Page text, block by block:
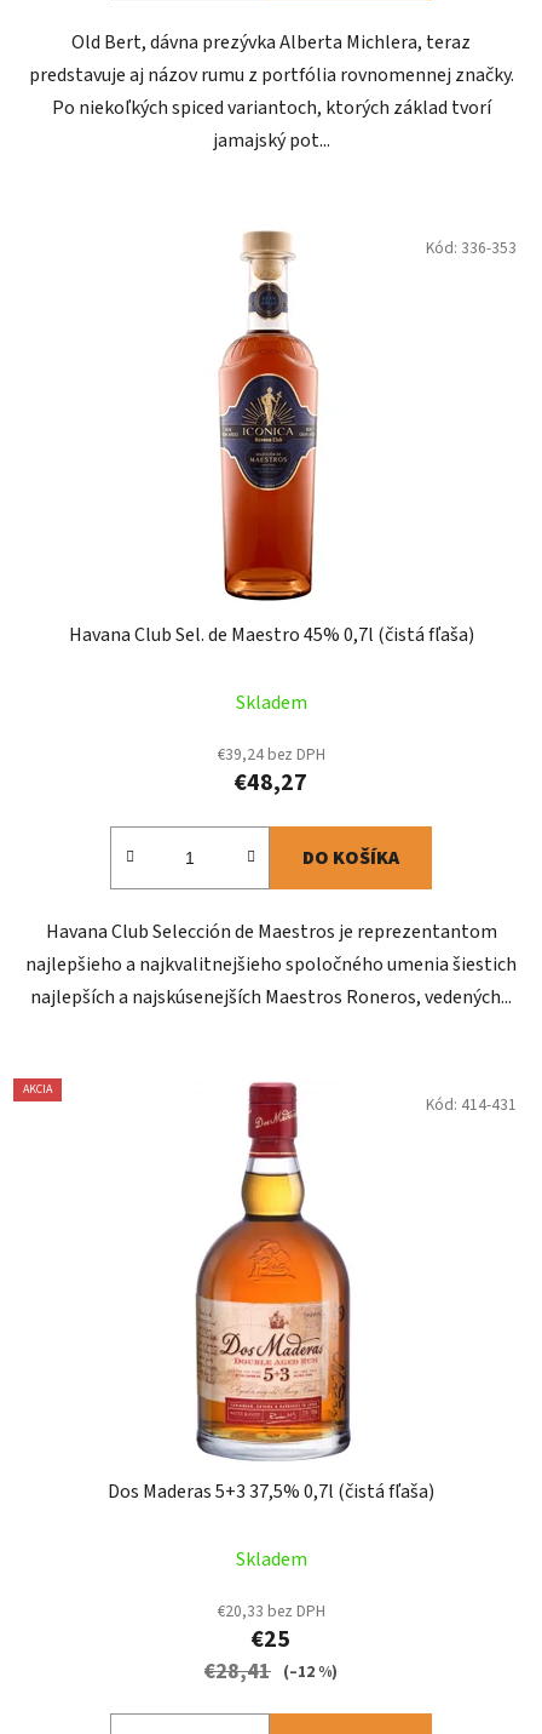
Old Bert, dávna prezývka Alberta Michlera, teraz
predstavuje aj názov rumu z portfólia rovnomennej značky.
Po niekoľkých spiced variantoch, ktorých základ tvorí
jamajský pot...
Havana Club Sel. de Maestro 45% 0,7l (čistá fľaša)
Skladem
€39,24 bez DPH
€48,27
DO KOŠÍKA
Havana Club Selección de Maestros je reprezentantom
najlepšieho a najkvalitnejšieho spoločného umenia šiestich
najlepších a najskúsenejších Maestros Roneros, vedených...
Kód: 336-353
AKCIA
Dos Maderas 5+3 37,5% 0,7l (čistá fľaša)
Skladem
€20,33 bez DPH
€25
€28,41 (–12 %)
Kód: 414-431